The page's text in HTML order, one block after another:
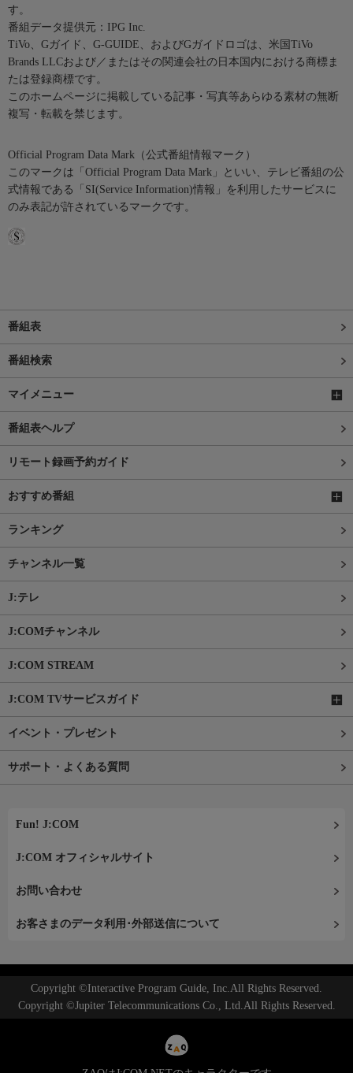
す。
番組データ提供元：IPG Inc.
TiVo、Gガイド、G-GUIDE、およびGガイドロゴは、米国TiVo
Brands LLCおよび／またはその関連会社の日本国内における商標ま
たは登録商標です。
このホームページに掲載している記事・写真等あらゆる素材の無断
複写・転載を禁じます。
Official Program Data Mark（公式番組情報マーク）
このマークは「Official Program Data Mark」といい、テレビ番組の公
式情報である「SI(Service Information)情報」を利用したサービスに
のみ表記が許されているマークです。
番組表
番組検索
マイメニュー
番組表ヘルプ
リモート録画予約ガイド
おすすめ番組
ランキング
チャンネル一覧
J:テレ
J:COMチャンネル
J:COM STREAM
J:COM TVサービスガイド
イベント・プレゼント
サポート・よくある質問
Fun! J:COM
J:COM オフィシャルサイト
お問い合わせ
お客さまのデータ利用･外部送信について
Copyright ©Interactive Program Guide, Inc.All Rights Reserved.
Copyright ©Jupiter Telecommunications Co., Ltd.All Rights Reserved.